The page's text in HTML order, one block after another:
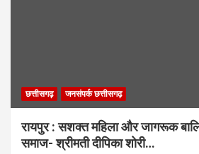
छत्तीसगढ़ जनसंपर्क छत्तीसगढ़
रायपुर : सशक्त महिला और जागरूक
समाज- श्रीमती दीपिका शोरी…